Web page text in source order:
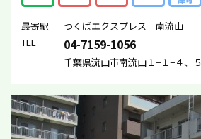
最寄駅
つくばエクスプレス 南流山
TEL
04-7159-1056
千葉県流山市南流山１−１−４、５